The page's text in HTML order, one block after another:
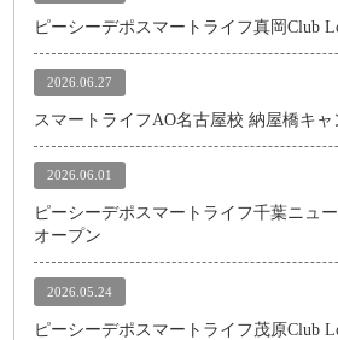
ピーシーデポスマートライフ真岡Club
2026.06.27
スマートライフAO名古屋校 納屋橋キ
2026.06.01
ピーシーデポスマートライフ千葉ニュ
オープン
2026.05.24
ピーシーデポスマートライフ茂原Club